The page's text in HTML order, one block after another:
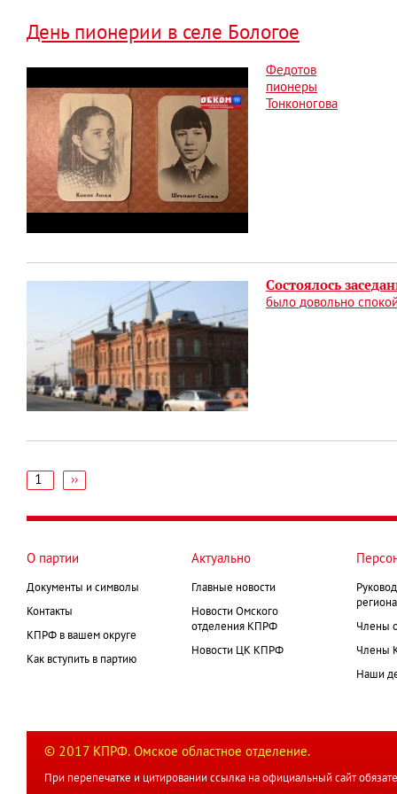
День пионерии в селе Бологое
Федотов
пионеры
Тонконогова
Состоялось
было довольно
страниц
1
Следующая
››
О партии
Документы и символы
Контакты
КПРФ в вашем округе
Как вступить в партию
Актуально
Главные новости
Новости Омского
отделения КПРФ
Новости ЦК КПРФ
Члены
Члены
Наши
© 2017 КПРФ. Омское областное отделение.
При перепечатке и цитировании ссылка на официальный сайт